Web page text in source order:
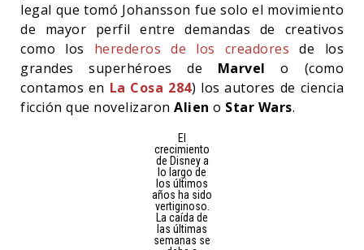
legal que tomó Johansson fue solo el movimiento
de mayor perfil entre demandas de creativos
como los herederos de los creadores de los
grandes superhéroes de Marvelo (como
contamos en La Cosa 284) los autores de ciencia
ficción que novelizaron Alien o Star Wars.
El
crecimiento
de Disney a
lo largo de
los últimos
años ha sido
vertiginoso.
La caída de
las últimas
semanas se